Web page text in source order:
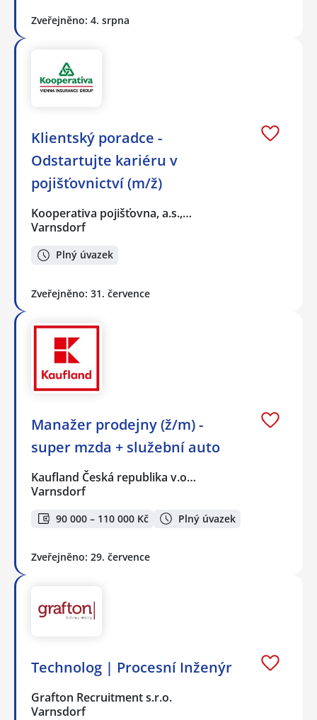
Zveřejněno: 4. srpna
Klientský poradce -
Odstartujte kariéru v
pojišťovnictví (m/ž)
Kooperativa pojišťovna, a.s.,…
Varnsdorf
Plný úvazek
Zveřejněno: 31. července
Manažer prodejny (ž/m) -
super mzda + služební auto
Kaufland Česká republika v.o…
Varnsdorf
90 000 – 110 000 Kč Plný úvazek
Zveřejněno: 29. července
Technolog | Procesní Inženýr
Grafton Recruitment s.r.o.
Varnsdorf